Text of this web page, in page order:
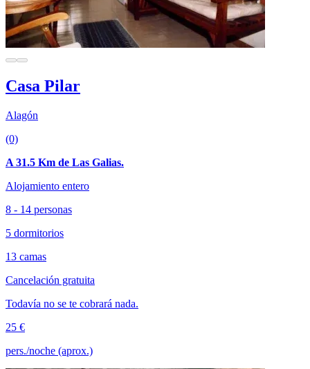
Casa Pilar
Alagón
(0)
A 31.5 Km de Las Galias.
Alojamiento entero
8 - 14 personas
5 dormitorios
13 camas
Cancelación gratuita
Todavía no se te cobrará nada.
25 €
pers./noche (aprox.)